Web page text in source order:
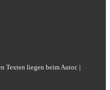
Texten liegen beim Autor. |